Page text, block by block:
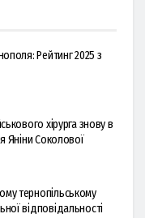
Рейтинг 2025 з
хірурга знову в
Яніни Соколової
тернопільському
відповідальності